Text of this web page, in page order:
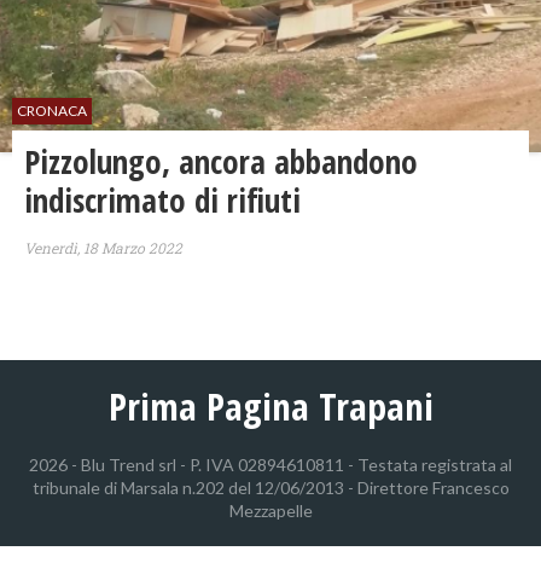
CRONACA
Pizzolungo, ancora abbandono
indiscrimato di rifiuti
Venerdì, 18 Marzo 2022
Prima Pagina Trapani
2026 - Blu Trend srl - P. IVA 02894610811 - Testata registrata al
tribunale di Marsala n.202 del 12/06/2013 - Direttore Francesco
Mezzapelle